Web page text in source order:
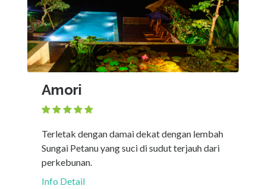
Amori
Terletak dengan damai dekat dengan lembah
Sungai Petanu yang suci di sudut terjauh dari
perkebunan.
Info Detail